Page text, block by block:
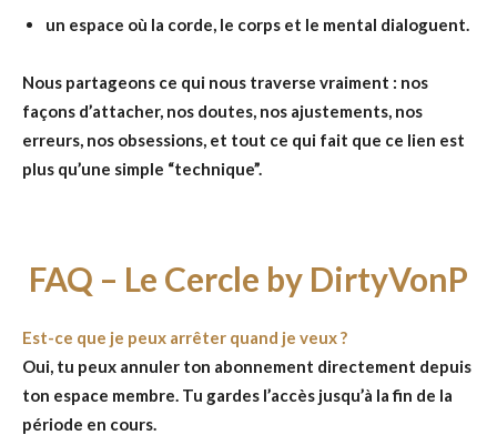
un espace où la corde, le corps et le mental dialoguent.
Nous partageons ce qui nous traverse vraiment : nos
façons d’attacher, nos doutes, nos ajustements, nos
erreurs, nos obsessions, et tout ce qui fait que ce lien est
plus qu’une simple “technique”.
FAQ – Le Cercle by DirtyVonP
Est-ce que je peux arrêter quand je veux ?
Oui, tu peux annuler ton abonnement directement depuis
ton espace membre. Tu gardes l’accès jusqu’à la fin de la
période en cours.